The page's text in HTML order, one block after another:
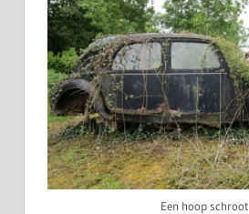
Een hoop schroot